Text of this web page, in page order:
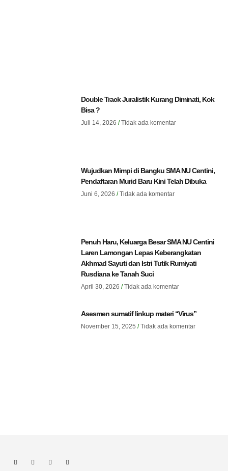
Double Track Juralistik Kurang Diminati, Kok
Bisa ?
Juli 14, 2026 Tidak ada komentar
Wujudkan Mimpi di Bangku SMA NU Centini,
Pendaftaran Murid Baru Kini Telah Dibuka
Juni 6, 2026 Tidak ada komentar
Penuh Haru, Keluarga Besar SMA NU Centini
Laren Lamongan Lepas Keberangkatan
Akhmad Sayuti dan Istri Tutik Rumiyati
Rusdiana ke Tanah Suci
April 30, 2026 Tidak ada komentar
Asesmen sumatif linkup materi “Virus”
November 15, 2025 Tidak ada komentar